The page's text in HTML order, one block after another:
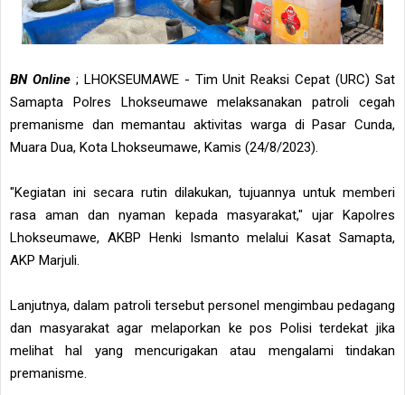
BN Online; LHOKSEUMAWE - Tim Unit Reaksi Cepat (URC) Sat
Samapta Polres Lhokseumawe melaksanakan patroli cegah
premanisme dan memantau aktivitas warga di Pasar Cunda,
Muara Dua, Kota Lhokseumawe, Kamis (24/8/2023).
"Kegiatan ini secara rutin dilakukan, tujuannya untuk memberi
rasa aman dan nyaman kepada masyarakat," ujar Kapolres
Lhokseumawe, AKBP Henki Ismanto melalui Kasat Samapta,
AKP Marjuli.
Lanjutnya, dalam patroli tersebut personel mengimbau pedagang
dan masyarakat agar melaporkan ke pos Polisi terdekat jika
melihat hal yang mencurigakan atau mengalami tindakan
premanisme.